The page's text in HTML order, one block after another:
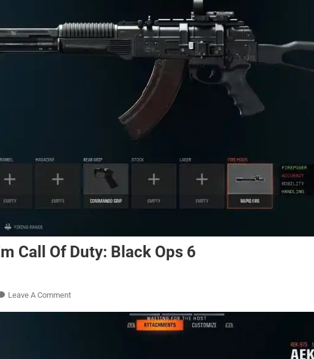
Call Of Duty: Black Ops 6
Leave A CommentOn